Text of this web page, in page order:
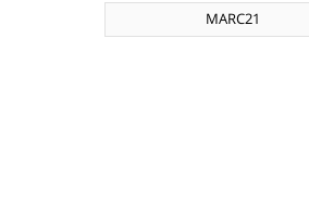
MARC21